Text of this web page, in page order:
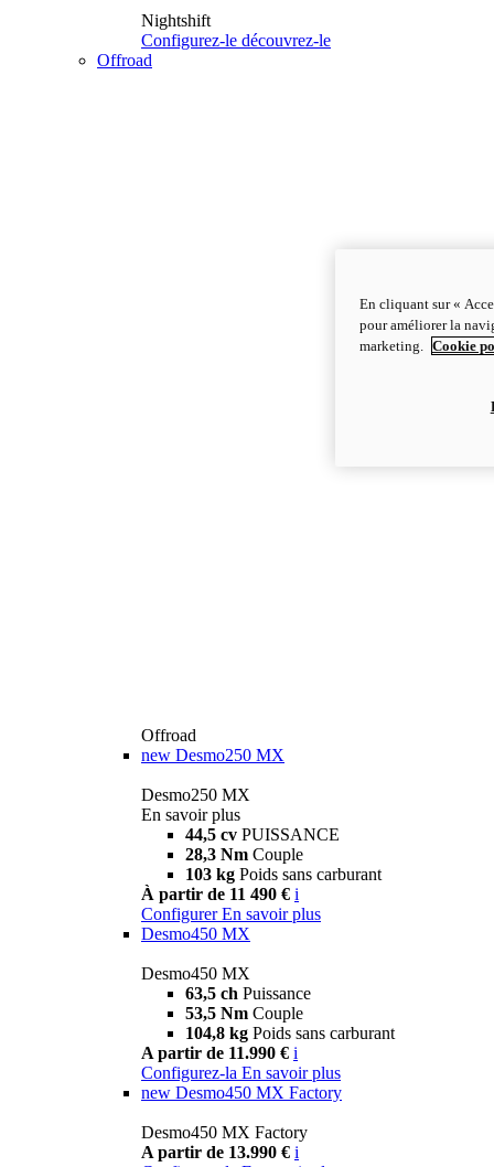
Nightshift
Configurez-le découvrez-le
Offroad
Offroad
new Desmo250 MX
Desmo250 MX
En savoir plus
44,5 cv PUISSANCE
28,3 Nm Couple
103 kg Poids sans carburant
À partir de 11 490 € i
Configurer En savoir plus
Desmo450 MX
Desmo450 MX
63,5 ch Puissance
53,5 Nm Couple
104,8 kg Poids sans carburant
A partir de 11.990 € i
Configurez-la En savoir plus
new Desmo450 MX Factory
Desmo450 MX Factory
A partir de 13.990 € i
En cliquant sur «
pour améliorer la
marketing.
Cookie